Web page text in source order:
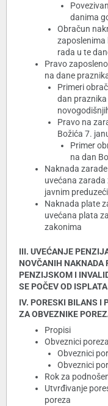
danima
Obračun
zaposlenima
rada u te
Pravo
na dane
Primeri
dan
Pravo na
Božića 7.
Primer
na dan
Naknada
uvećana zarada
javnim
Naknada plate
uvećana plata
zakonima
III. UVEĆANJE
NOVČANIH NAKNADA
PENZIJSKOM I
SE POČEV OD
IV. PORESKI BILANS I
ZA OBVEZNIKE
Propisi
Obveznici
Obveznici
Obveznici
Rok za
Utvrđivanje
poreza